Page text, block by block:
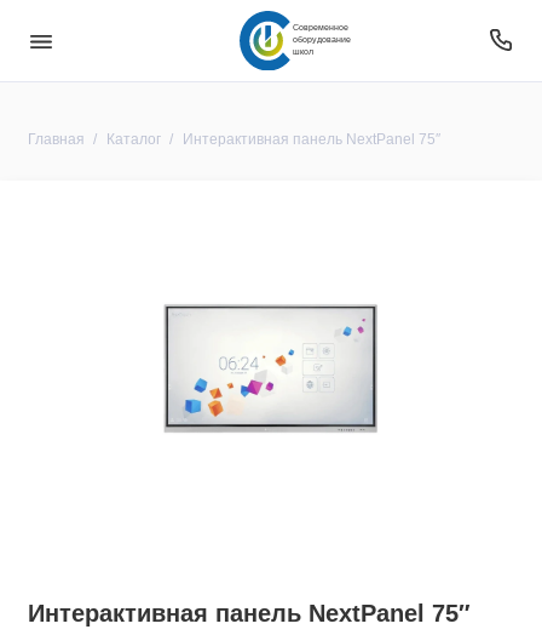
Современное
оборудование
школ
Главная Каталог Интерактивная панель NextPanel 75″
Интерактивная панель NextPanel 75″